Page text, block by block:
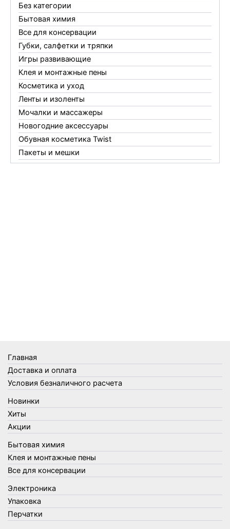
Без категории
Бытовая химия
Все для консервации
Губки, салфетки и тряпки
Игры развивающие
Клея и монтажные пены
Косметика и уход
Ленты и изоленты
Мочалки и массажеры
Новогодние аксессуары
Обувная косметика Twist
Пакеты и мешки
Перчатки
Товары для кухни
Товары для сада и огорода
Товары для туризма и отдыха
Упаковка
Утеплители и прочее
Фонари, лампы и удлинители
Хозяйственные товары
Швабры, стекломои, черенки и насадки
Шнуры, веревки и шпагаты
Электроника
Элементы питания
Главная
Доставка и оплата
Условия безналичного расчета
Новинки
Хиты
Акции
Бытовая химия
Клея и монтажные пены
Все для консервации
Электроника
Упаковка
Перчатки